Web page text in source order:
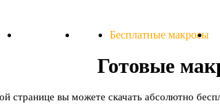
Инструкция Статьи Бесплатные макросы
Готовые
странице вы можете скачать абсолютно